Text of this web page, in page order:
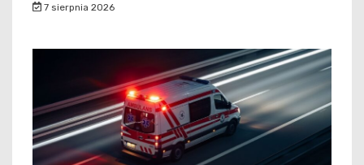
7 sierpnia 2026